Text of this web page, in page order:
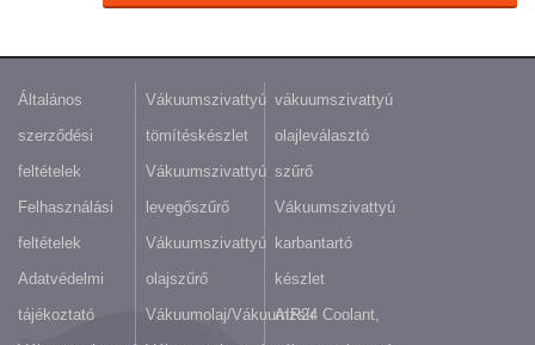
Általános
szerződési
feltételek
Felhasználási
feltételek
Adatvédelmi
tájékoztató
Vákuumszivattyú
tömítéskészlet
Vákuumszivattyú
levegőszűrő
Vákuumszivattyú
olajszűrő
Vákuumolaj/Vákuumzsír
vákuumszivattyú
olajleválasztó
szűrő
Vákuumszivattyú
karbantartó
készlet
AIR24 Coolant,